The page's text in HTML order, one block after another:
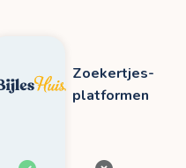
Zoekertjes-
platformen